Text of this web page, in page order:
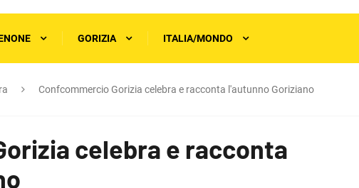
GORIZIA ITALIA/MONDO
Confcommercio Gorizia celebra e racconta l'autunno Goriziano
celebra e racconta